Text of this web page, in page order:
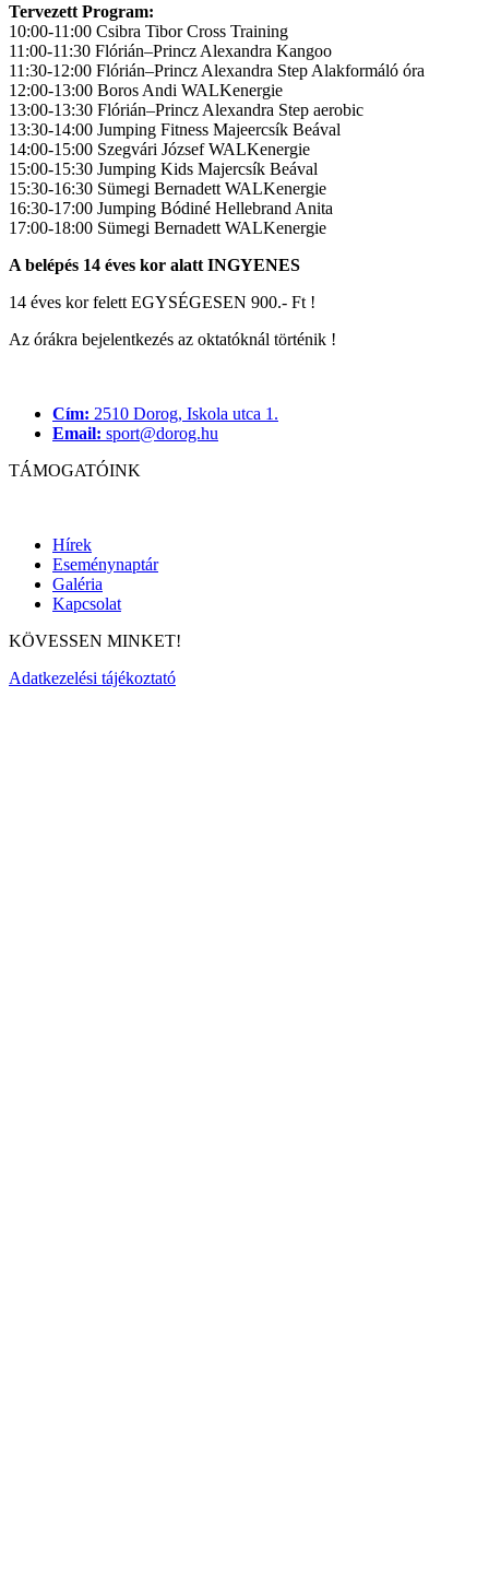
Tervezett Program:
10:00-11:00 Csibra Tibor Cross Training
11:00-11:30 Flórián–Princz Alexandra Kangoo
11:30-12:00 Flórián–Princz Alexandra Step Alakformáló óra
12:00-13:00 Boros Andi WALKenergie
13:00-13:30 Flórián–Princz Alexandra Step aerobic
13:30-14:00 Jumping Fitness Majeercsík Beával
14:00-15:00 Szegvári József WALKenergie
15:00-15:30 Jumping Kids Majercsík Beával
15:30-16:30 Sümegi Bernadett WALKenergie
16:30-17:00 Jumping Bódiné Hellebrand Anita
17:00-18:00 Sümegi Bernadett WALKenergie
A belépés 14 éves kor alatt INGYENES
14 éves kor felett EGYSÉGESEN 900.- Ft !
Az órákra bejelentkezés az oktatóknál történik !
Cím: 2510 Dorog, Iskola utca 1.
Email: sport@dorog.hu
TÁMOGATÓINK
Hírek
Eseménynaptár
Galéria
Kapcsolat
KÖVESSEN MINKET!
Adatkezelési tájékoztató